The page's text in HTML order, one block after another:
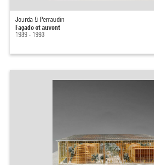
Jourda & Perraudin
Façade et auvent
1989 - 1993